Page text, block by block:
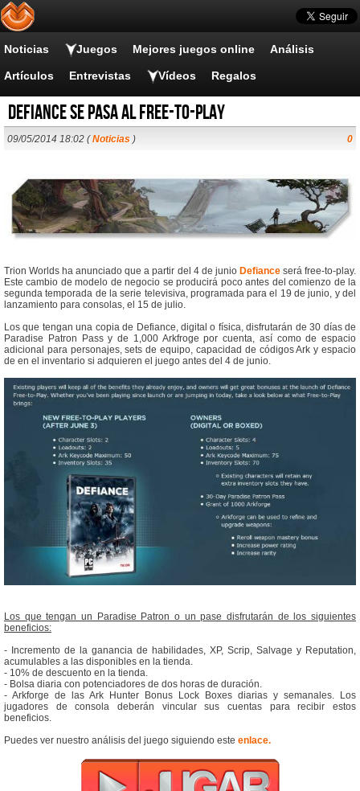
Noticias Juegos Mejores juegos online Análisis
Artículos Entrevistas Vídeos Regalos
Defiance se pasa al free-to-play
09/05/2014 18:02 (Noticias ) 0
Trion Worlds ha anunciado que a partir del 4 de junio Defianceserá free-to-play.
Este cambio de modelo de negocio se producirá poco antes del comienzo de la
segunda temporada de la serie televisiva, programada para el 19 de junio, y del
lanzamiento para consolas, el 15 de julio.
Los que tengan una copia de Defiance, digital o física, disfrutarán de 30 días de
Paradise Patron Pass y de 1,000 Arkfroge por cuenta, así como de espacio
adicional para personajes, sets de equipo, capacidad de códigos Ark y espacio
de en el inventario si adquieren el juego antes del 4 de junio.
Los que tengan un Paradise Patron o un pase disfrutarán de los siguientes
beneficios:
- Incremento de la ganancia de habilidades, XP, Scrip, Salvage y Reputation,
acumulables a las disponibles en la tienda.
- 10% de descuento en la tienda.
- Bolsa diaria con potenciadores de dos horas de duración.
- Arkforge de las Ark Hunter Bonus Lock Boxes diarias y semanales. Los
jugadores de consola deberán vincular sus cuentas para recibir estos
beneficios.
Puedes ver nuestro análisis del juego siguiendo este enlace.